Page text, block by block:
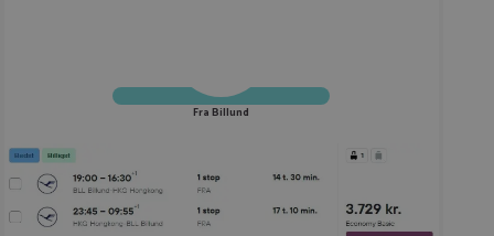
Fra Billund